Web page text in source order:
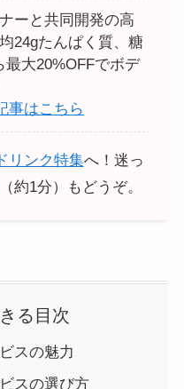
ーと共同開発の高
24gたんぱく質、糖
最大20%OFFでボデ
事はこちら
リンク特集へ！迷っ
（約1分）もどうぞ。
る目次
スの魅力
スの選び方